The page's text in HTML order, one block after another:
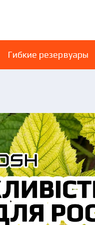
Гибкие резервуары